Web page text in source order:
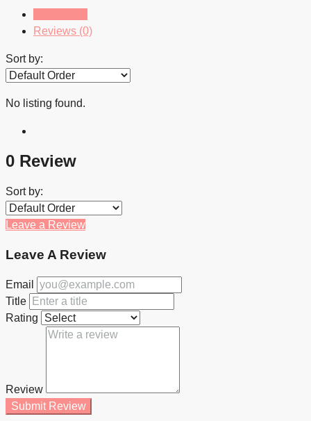
Reviews (0)
Sort by:
No listing found.
0 Review
Sort by:
Leave a Review
Leave A Review
Email
Title
Rating
Review
Submit Review